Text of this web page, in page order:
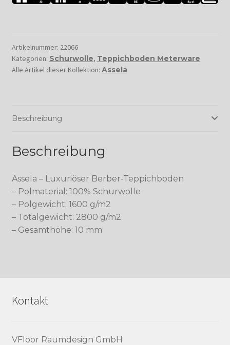
Artikelnummer: 22066
Kategorien: Schurwolle, Teppichboden Meterware
Alle Artikel dieser Kollektion: Assela
Beschreibung
Beschreibung
Assela – Luxuriöser Berber-Teppichboden
– Polmaterial: 100% Schurwolle
– Polgewicht: 1600 g/m2
– Totalgewicht: 2800 g/m2
– Gesamthöhe: 10 mm
Kontakt
VFloor Raumdesign GmbH